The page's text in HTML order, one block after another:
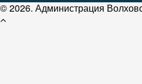
© 2026. Администрация